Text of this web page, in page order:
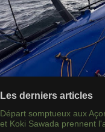
Les derniers articles
Départ somptueux aux
et Koki Sawada prennent